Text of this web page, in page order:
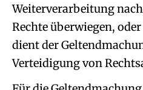
Weiterverarbeitung
Rechte überwiegen,
dient der
Verteidigung von